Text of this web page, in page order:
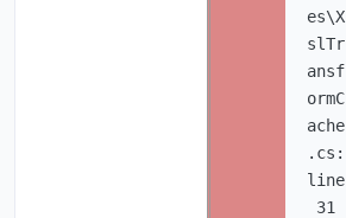
es\X
slTr
ansf
ormC
ache
.cs:
line
31